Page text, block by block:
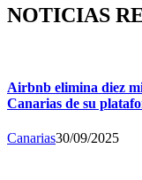
NOTICIAS
Airbnb elimina diez
Canarias de su
Canarias30/09/2025